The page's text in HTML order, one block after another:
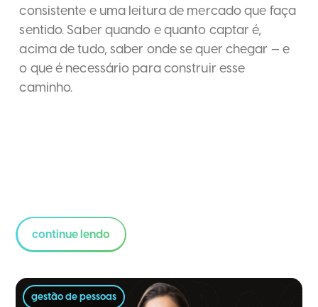
consistente e uma leitura de mercado que faça
sentido. Saber quando e quanto captar é,
acima de tudo, saber onde se quer chegar — e
o que é necessário para construir esse
caminho.
continue lendo
gestão de pessoas